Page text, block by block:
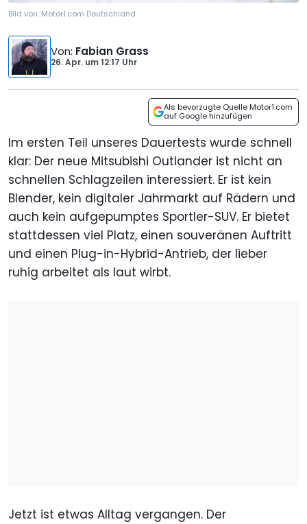
Bild von: Motor1.com Deutschland
Von: Fabian Grass
26. Apr. um12:17 Uhr
Als bevorzugte Quelle Motor1.com
auf Google hinzufügen
Im ersten Teil unseres Dauertests wurde schnell
klar: Der neue Mitsubishi Outlander ist nicht an
schnellen Schlagzeilen interessiert. Er ist kein
Blender, kein digitaler Jahrmarkt auf Rädern und
auch kein aufgepumptes Sportler-SUV. Er bietet
stattdessen viel Platz, einen souveränen Auftritt
und einen Plug-in-Hybrid-Antrieb, der lieber
ruhig arbeitet als laut wirbt.
Jetzt ist etwas Alltag vergangen. Der